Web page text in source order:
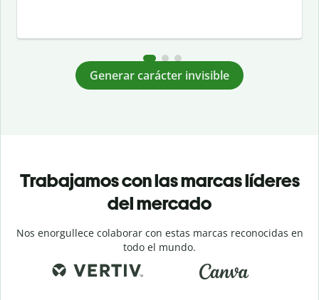
Generar carácter invisible
Trabajamos con las marcas líderes
del mercado
Nos enorgullece colaborar con estas marcas reconocidas en
todo el mundo.